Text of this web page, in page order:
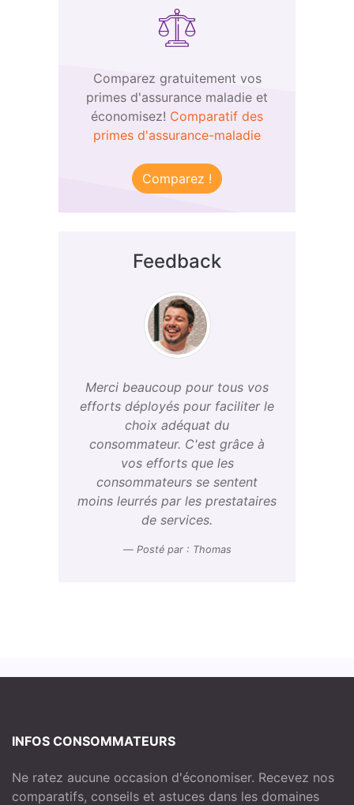
Comparez gratuitement vos
primes d'assurance maladie et
économisez! Comparatif des
primes d'assurance-maladie
Comparez !
Feedback
Merci beaucoup pour tous vos
efforts déployés pour faciliter le
choix adéquat du
consommateur. C'est grâce à
vos efforts que les
consommateurs se sentent
moins leurrés par les prestataires
de services.
Posté par : Thomas
INFOS CONSOMMATEURS
Ne ratez aucune occasion d'économiser. Recevez nos
comparatifs, conseils et astuces dans les domaines